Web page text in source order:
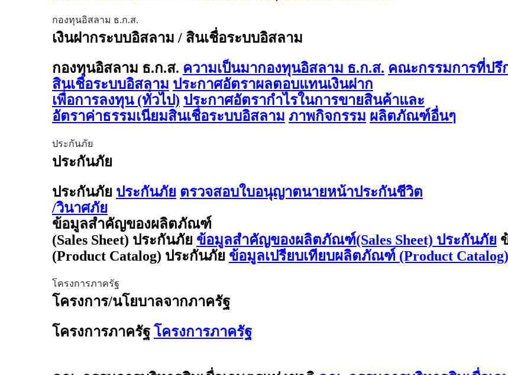
กองทุนอิสลาม ธ.ก.ส.
เงินฝากระบบอิสลาม / สินเชื่อระบบอิสลาม
กองทุนอิสลาม ธ.ก.ส. ความเป็นมากองทุนอิสลาม ธ.ก.ส. คณะกรรมการที่ปรึ
สินเชื่อระบบอิสลาม ประกาศอัตราผลตอบแทนเงินฝาก
เพื่อการลงทุน (ทั่วไป) ประกาศอัตรากำไรในการขายสินค้าและ
อัตราค่าธรรมเนียมสินเชื่อระบบอิสลาม ภาพกิจกรรม ผลิตภัณฑ์อื่นๆ
ประกันภัย
ประกันภัย
ประกันภัย ประกันภัย ตรวจสอบใบอนุญาตนายหน้าประกันชีวิต
/วินาศภัย
ข้อมูลสำคัญของผลิตภัณฑ์
(Sales Sheet) ประกันภัย ข้อมูลสำคัญของผลิตภัณฑ์(Sales Sheet) ประกันภัย
(Product Catalog) ประกันภัย ข้อมูลเปรียบเทียบผลิตภัณฑ์ (Product
โครงการภาครัฐ
โครงการ/นโยบาลจากภาครัฐ
โครงการภาครัฐ โครงการภาครัฐ